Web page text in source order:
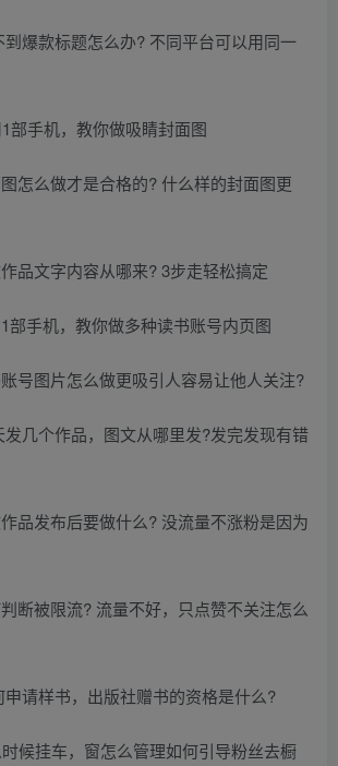
爆款标题怎么办? 不同平台可以用同一
部手机，教你做吸睛封面图
怎么做才是合格的? 什么样的封面图更
品文字内容从哪来? 3步走轻松搞定
部手机，教你做多种读书账号内页图
号图片怎么做更吸引人容易让他人关注?
发几个作品，图文从哪里发?发完发现有错
品发布后要做什么? 没流量不涨粉是因为
断被限流? 流量不好，只点赞不关注怎么
申请样书，出版社赠书的资格是什么?
候挂车，窗怎么管理如何引导粉丝去橱